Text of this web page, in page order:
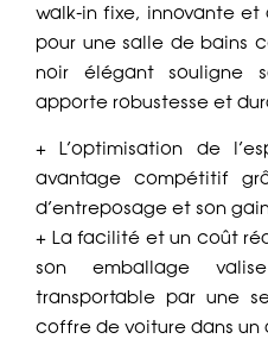
walk-in fixe, innovante
pour une salle de bains
noir élégant souligne
apporte robustesse et
+ L’optimisation de
avantage compétitif
d’entreposage et son
+ La facilité et un coût
son emballage
transportable par une
coffre de voiture dans un